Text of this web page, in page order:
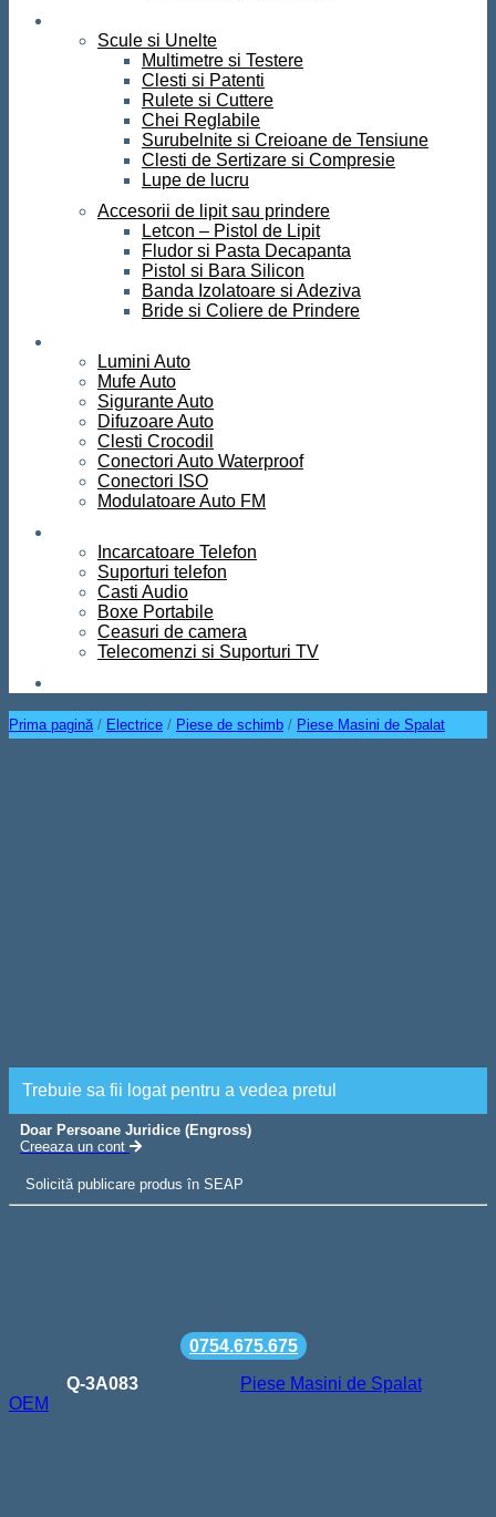
Scule si Unelte
Multimetre si Testere
Clesti si Patenti
Rulete si Cuttere
Chei Reglabile
Surubelnite si Creioane de Tensiune
Clesti de Sertizare si Compresie
Lupe de lucru
Accesorii de lipit sau prindere
Letcon – Pistol de Lipit
Fludor si Pasta Decapanta
Pistol si Bara Silicon
Banda Izolatoare si Adeziva
Bride si Coliere de Prindere
Lumini Auto
Mufe Auto
Sigurante Auto
Difuzoare Auto
Clesti Crocodil
Conectori Auto Waterproof
Conectori ISO
Modulatoare Auto FM
Incarcatoare Telefon
Suporturi telefon
Casti Audio
Boxe Portabile
Ceasuri de camera
Telecomenzi si Suporturi TV
Prima pagină / Electrice / Piese de schimb / Piese Masini de Spalat
Trebuie sa fii logat pentru a vedea pretul
Doar Persoane Juridice (Engross)
Creeaza un cont
Solicită publicare produs în SEAP
0754.675.675
Q-3A083 Piese Masini de Spalat
OEM